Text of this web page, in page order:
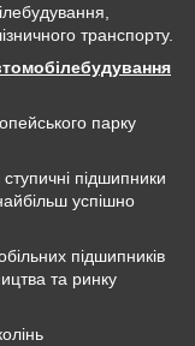
транспорту.
парку
підшипники
успішно
підшипників
та ринку